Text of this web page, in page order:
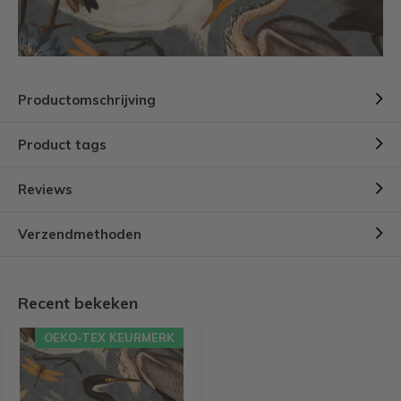
Productomschrijving
Product tags
Reviews
Verzendmethoden
Recent bekeken
OEKO-TEX KEURMERK